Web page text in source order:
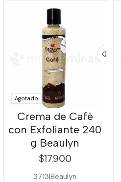
Agotado
Crema de Café
con Exfoliante 240
g Beaulyn
$17.900
3713|Beaulyn